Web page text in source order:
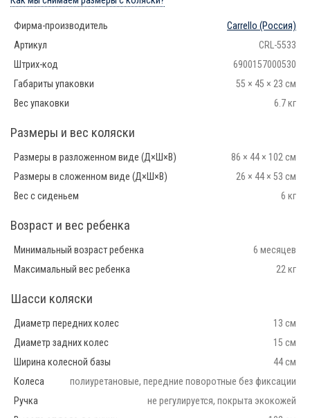
Фирма-производитель Carrello (Россия)
Артикул
CRL-5533
Штрих-код
6900157000530
Габариты упаковки
55 × 45 × 23 см
Вес упаковки
6.7 кг
Размеры и вес коляски
Размеры в разложенном виде (Д×Ш×В)
86 × 44 × 102 см
Размеры в сложенном виде (Д×Ш×В)
26 × 44 × 53 см
Вес с сиденьем
6 кг
Возраст и вес ребенка
Минимальный возраст ребенка
6 месяцев
Максимальный вес ребенка
22 кг
Шасси коляски
Диаметр передних колес
13 см
Диаметр задних колес
15 см
Ширина колесной базы
44 см
Колеса
полиуретановые, передние поворотные без фиксации
Ручка
не регулируется, покрыта экокожей